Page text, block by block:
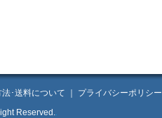
･送料について
プライバシーポリシー
Reserved.